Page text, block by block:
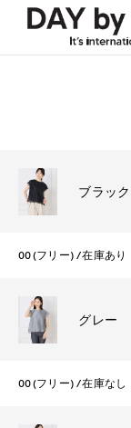
ブラック
00(フリー) 在庫あり
グレー
00(フリー) 在庫なし